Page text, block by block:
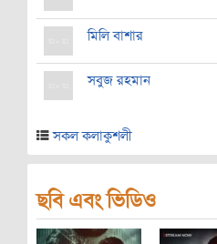
মিলি বাশার
সবুজ রহমান
সকল কলাকুশলী
ছবি এবং ভিডিও